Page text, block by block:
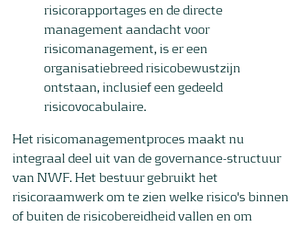
risicorapportages en de directe
management aandacht voor
risicomanagement, is er een
organisatiebreed risicobewustzijn
ontstaan, inclusief een gedeeld
risicovocabulaire.
Het risicomanagementproces maakt nu
integraal deel uit van de governance-structuur
van NWF. Het bestuur gebruikt het
risicoraamwerk om te zien welke risico's binnen
of buiten de risicobereidheid vallen en om